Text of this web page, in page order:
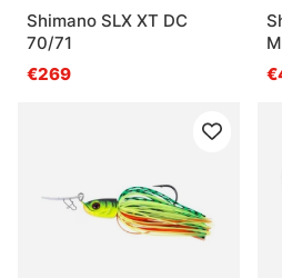
Shimano SLX XT DC
70/71
€269